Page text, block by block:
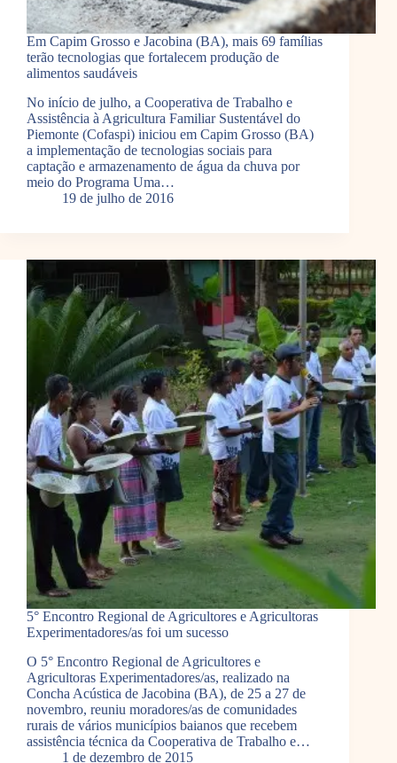
Em Capim Grosso e Jacobina (BA), mais 69 famílias
terão tecnologias que fortalecem produção de
alimentos saudáveis
No início de julho, a Cooperativa de Trabalho e
Assistência à Agricultura Familiar Sustentável do
Piemonte (Cofaspi) iniciou em Capim Grosso (BA)
a implementação de tecnologias sociais para
captação e armazenamento de água da chuva por
meio do Programa Uma…
19 de julho de 2016
5° Encontro Regional de Agricultores e Agricultoras
Experimentadores/as foi um sucesso
O 5° Encontro Regional de Agricultores e
Agricultoras Experimentadores/as, realizado na
Concha Acústica de Jacobina (BA), de 25 a 27 de
novembro, reuniu moradores/as de comunidades
rurais de vários municípios baianos que recebem
assistência técnica da Cooperativa de Trabalho e…
1 de dezembro de 2015